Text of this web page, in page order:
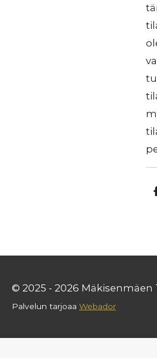
© 2025 - 2026 Mäkisenmäen
Palvelun tarjoaa Webador